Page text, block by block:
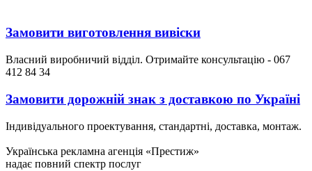
Замовити виготовлення вивіски
Власний виробничий відділ. Отримайте консультацію - 067
412 84 34
Замовити дорожній знак з доставкою по Україні
Індивідуального проектування, стандартні, доставка, монтаж.
Українська рекламна агенція «Престиж»
надає повний спектр послуг